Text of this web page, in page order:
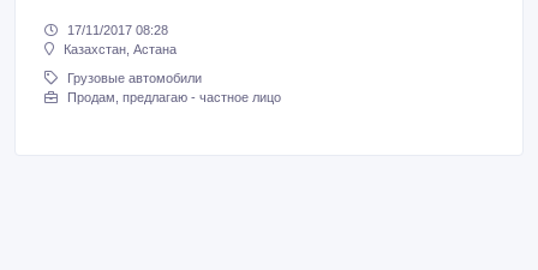
17/11/2017 08:28
Казахстан, Астана
Грузовые автомобили
Продам, предлагаю - частное лицо